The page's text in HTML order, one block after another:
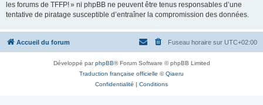
les forums de TFFP! » ni phpBB ne peuvent être tenus responsables d’une
tentative de piratage susceptible d’entraîner la compromission des données.
Accueil du forum Fuseau horaire sur UTC+02:00
Développé parphpBB® Forum Software © phpBB Limited
Traduction française officielle ©Qiaeru
Confidentialité | Conditions